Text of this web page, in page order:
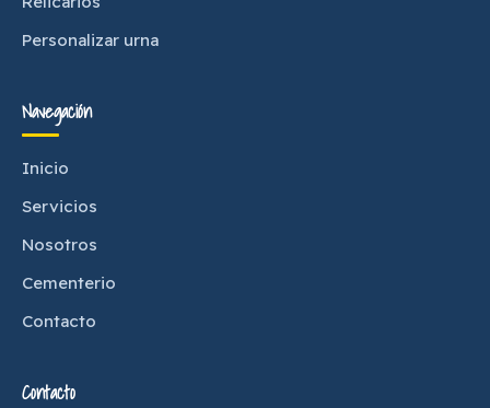
Personalizar urna
Navegación
Inicio
Servicios
Nosotros
Cementerio
Contacto
Contacto